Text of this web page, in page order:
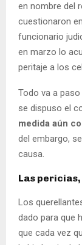
en nombre del
cuestionaron
funcionario
en marzo lo
peritaje a los
Todo va a
se dispuso el
medida aún
del embargo,
causa.
Las
Los
dado para que
que cada vez